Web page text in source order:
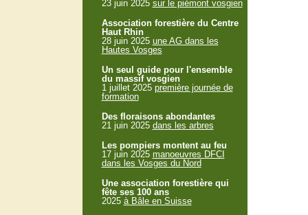
23 juin 2025 sur le piémont vosgien
Association forestière du Centre
Haut Rhin
28 juin 2025 une AG dans les
Hautes Vosges
Un seul guide pour l'ensemble
du massif vosgien
1 juillet 2025 première journée de
formation
Des floraisons abondantes
21 juin 2025 dans les arbres
Les pompiers montent au feu
17 juin 2025 manoeuvres DFCI
dans les Vosges du Nord
Une association forestière qui
fête ses 100 ans
2025 à Bâle en Suisse